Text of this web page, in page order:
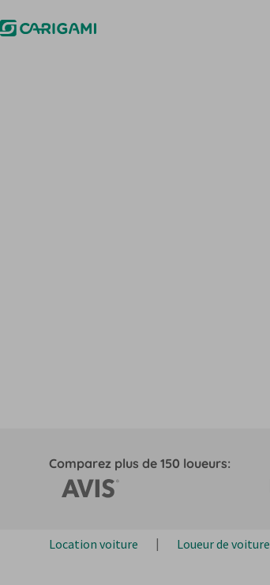
Comparez plus de 150 loueurs:
Location voiture Loueur de voiture